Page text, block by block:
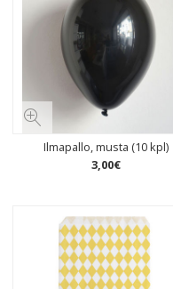
Ilmapallo, musta (10 kpl)
3,00€